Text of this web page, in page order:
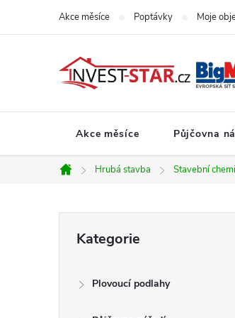
Akce měsíce Poptávky Moje
Akce měsíce Půjčovna
Domů
Hrubá stavba Stavební
kategorie
Kategorie
Plovoucí podlahy